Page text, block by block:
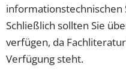
Schließlich sollten Sie
verfügen, da
Verfügung steht.